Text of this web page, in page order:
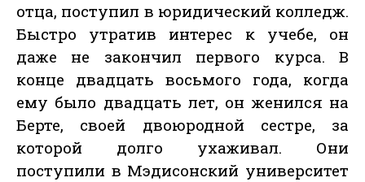
отца, поступил в юридический колледж.
Быстро утратив интерес к учебе, он
даже не закончил первого курса. В
конце двадцать восьмого года, когда
ему было двадцать лет, он женился на
Берте, своей двоюродной сестре, за
которой долго ухаживал. Они
поступили в Мэдисонский университет